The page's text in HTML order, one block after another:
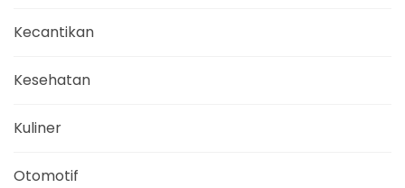
Kecantikan
Kesehatan
Kuliner
Otomotif